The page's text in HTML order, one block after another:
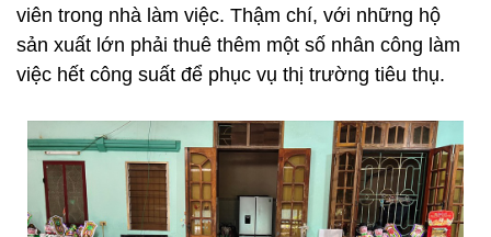
viên trong nhà làm việc. Thậm chí, với những hộ
sản xuất lớn phải thuê thêm một số nhân công làm
việc hết công suất để phục vụ thị trường tiêu thụ.